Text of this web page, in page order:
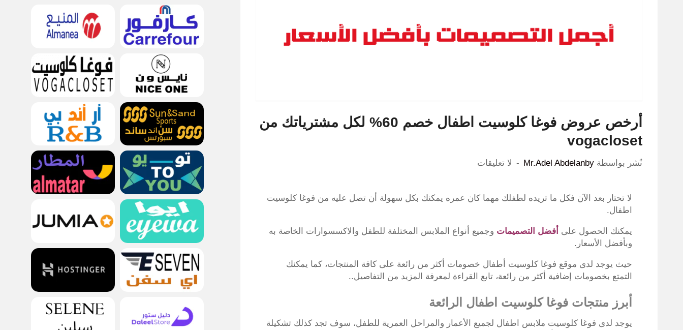
أرخص عروض فوغا كلوسيت اطفال خصم 60% لكل مشترياتك من
vogacloset
نٌشر بواسطة Mr.Adel Abdelanby لا تعليقات
لا تحتار بعد الآن فكل ما تريده لطفلك مهما كان عمره يمكنك بكل سهولة أن تصل عليه من فوغا كلوسيت
اطفال.
يمكنك الحصول على أفضل التصميمات وجميع أنواع الملابس المختلفة للطفل والاكسسوارات الخاصة به
وبأفضل الأسعار.
حيث يوجد لدى موقع فوغا كلوسيت أطفال خصومات أكثر من رائعة على كافة المنتجات، كما يمكنك
التمتع بخصومات إضافية أكثر من رائعة، تابع القراءة لمعرفة المزيد من التفاصيل..
أبرز منتجات فوغا كلوسيت اطفال الرائعة
يوجد لدى فوغا كلوسيت ملابس اطفال لجميع الأعمار والمراحل العمرية للطفل، سوف تجد كذلك تشكيلة